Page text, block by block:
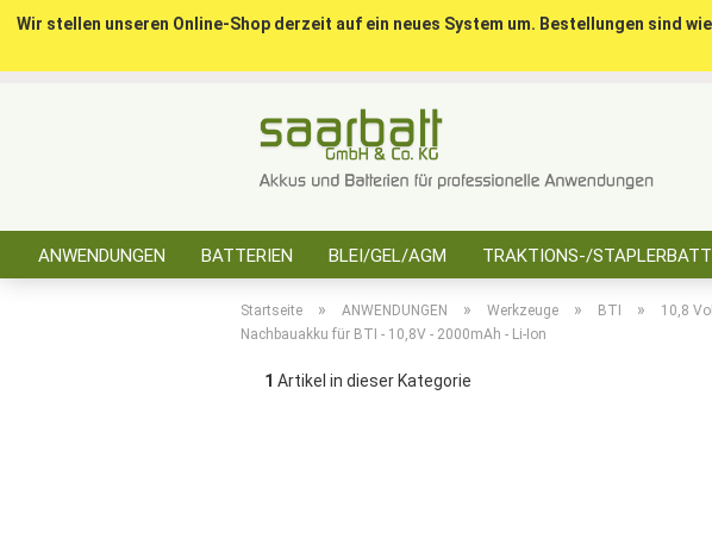
Wir stellen unseren Online-Shop derzeit auf ein neues System um. Bestellungen sind
ANWENDUNGEN BATTERIEN BLEI/GEL/AGM TRAKTIONS-/
Startseite » ANWENDUNGEN » Werkzeuge » BTI » 10,8
Nachbauakku für BTI - 10,8V - 2000mAh - Li-Ion
1 Artikel in dieser Kategorie